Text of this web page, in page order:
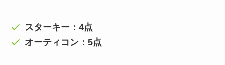
スターキー：4点
オーティコン：5点